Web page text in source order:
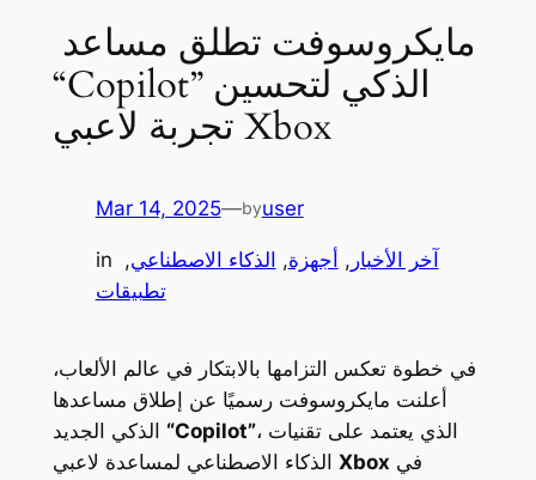
“Copilot” الذكي لتحسين
تجربة لاعبي Xbox
Mar 14, 2025—byuser
in آخر الأخبار , أجهزة, الذكاء الاصطناعي,
تطبيقات
في خطوة تعكس التزامها بالابتكار في عالم الألعاب،
أعلنت مايكروسوفت رسميًا عن إطلاق مساعدها
“Copilot”، الذي يعتمد على تقنيات
Xbox